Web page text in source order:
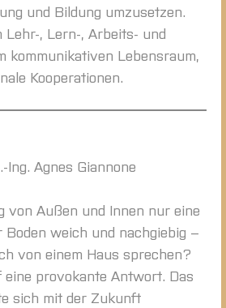
und Bildung umzusetzen.
, Lern-, Arbeits- und
kommunikativen Lebensraum,
Kooperationen.
Ing. Agnes Giannone
von Außen und Innen nur eine
weich und nachgiebig –
von einem Haus sprechen?
eine provokante Antwort. Das
sich mit der Zukunft